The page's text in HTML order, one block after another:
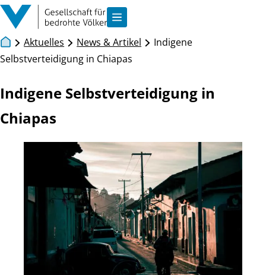
Zum Inhalt springen
Navigation anzeigen
Aktuelles
News & Artikel
Indigene
Selbstverteidigung in Chiapas
Indigene Selbstverteidigung in
Chiapas